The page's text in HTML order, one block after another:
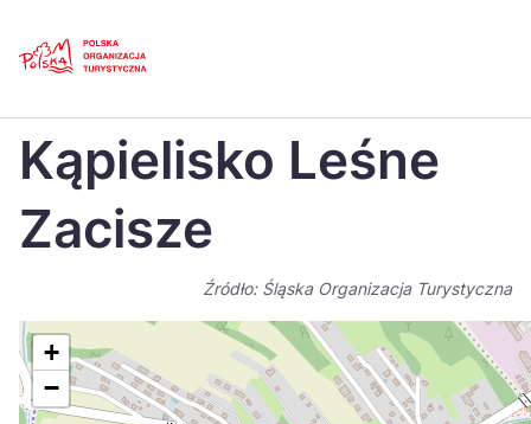
Polski
Dansk
Italiano
Nederlands 日本
Kąpielisko Leśne
Zacisze
Źródło: Śląska Organizacja Turystyczna
+
−